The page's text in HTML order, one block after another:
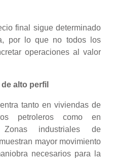
final sigue determinado
por lo que no todos los
operaciones al valor
alto perfil
tanto en viviendas de
petroleros como en
Zonas industriales de
mayor movimiento
necesarios para la